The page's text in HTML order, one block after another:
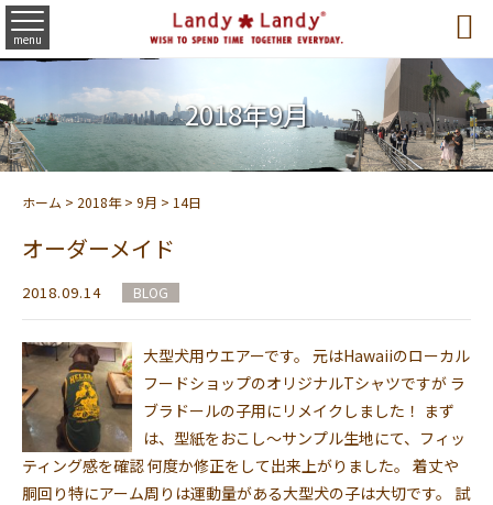
menu 
2018年9月
ホーム > 2018年> 9月 > 14日
オーダーメイド
2018.09.14 BLOG
大型犬用ウエアーです。 元はHawaiiのローカル
フードショップのオリジナルTシャツですが ラ
ブラドールの子用にリメイクしました！ まず
は、型紙をおこし～サンプル生地にて、フィッ
ティング感を確認 何度か修正をして出来上がりました。 着丈や
胴回り特にアーム周りは運動量がある大型犬の子は大切です。 試